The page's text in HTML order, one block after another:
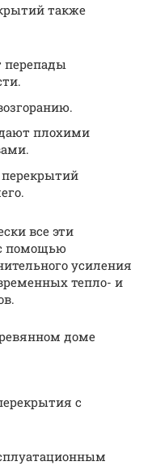
также
перепады
плохими
все эти
помощью
усиления
тепло- и
доме
с